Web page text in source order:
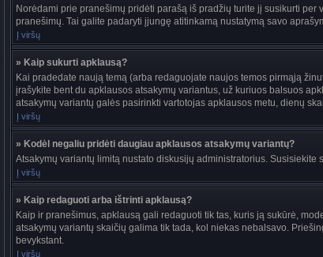
Norėdami prie pranešimų pridėti parašą iš pradžių turite jį susikurti
pranešimų. Tai galite padaryti įjungę atitinkamą nustatymą savo
Į viršų
» Kaip sukurti apklausą?
Kai pradedate naują temą (arba redaguojate naujos temos pirmąją
įrašykite bent du apklausos atsakymų variantus, už kuriuos balsuos
atsakymų variantų galės pasirinkti vartotojas apklausos metu, dienų
Į viršų
» Kodėl negaliu pridėti daugiau apklausos atsakymų variantų?
Atsakymų variantų limitą nustato diskusijų administratorius.
Į viršų
» Kaip redaguoti arba ištrinti apklausą?
Kaip ir pranešimus, apklausą gali redaguoti tik tas, kuris ją sukūrė,
atsakymų variantų skaičių galima tik tada, kol niekas nebalsavo.
bevykstant.
Į viršų